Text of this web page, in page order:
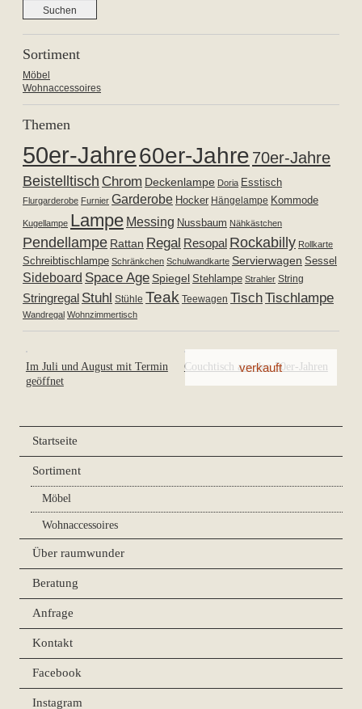
Sortiment
Möbel
Wohnaccessoires
Themen
50er-Jahre60er-Jahre 70er-Jahre
Beistelltisch Chrom Deckenlampe Doria Esstisch
Flurgarderobe Furnier Garderobe Hocker Hängelampe Kommode
Kugellampe Lampe Messing Nussbaum Nähkästchen
Pendellampe Rattan Regal Resopal Rockabilly Rollkarte
Schreibtischlampe Schränkchen Schulwandkarte Servierwagen Sessel
Sideboard Space Age Spiegel Stehlampe Strahler String
Stringregal Stuhl Stühle Teak Teewagen TischTischlampe
Wandregal Wohnzimmertisch
Im Juli und August mit Termin
geöffnet
Couchtisch aus den 50er-Jahren
Startseite
Sortiment
Möbel
Wohnaccessoires
Über raumwunder
Beratung
Anfrage
Kontakt
Facebook
Instagram